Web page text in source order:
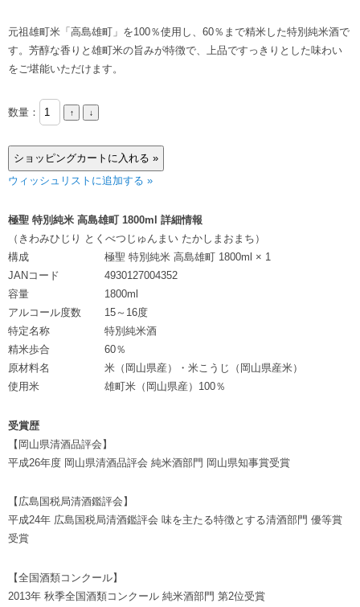
元祖雄町米「高島雄町」を100％使用し、60％まで精米した特別純米酒で
す。芳醇な香りと雄町米の旨みが特徴で、上品ですっきりとした味わい
をご堪能いただけます。
数量：
ウィッシュリストに追加する »
極聖 特別純米 高島雄町 1800ml 詳細情報
（きわみひじり とくべつじゅんまい たかしまおまち）
構成
極聖 特別純米 高島雄町 1800ml × 1
JANコード
4930127004352
容量
1800ml
アルコール度数
15～16度
特定名称
特別純米酒
精米歩合
60％
原材料名
米（岡山県産）・米こうじ（岡山県産米）
使用米
雄町米（岡山県産）100％
受賞歴
【岡山県清酒品評会】
平成26年度 岡山県清酒品評会 純米酒部門 岡山県知事賞受賞
【広島国税局清酒鑑評会】
平成24年 広島国税局清酒鑑評会 味を主たる特徴とする清酒部門 優等賞
受賞
【全国酒類コンクール】
2013年 秋季全国酒類コンクール 純米酒部門 第2位受賞